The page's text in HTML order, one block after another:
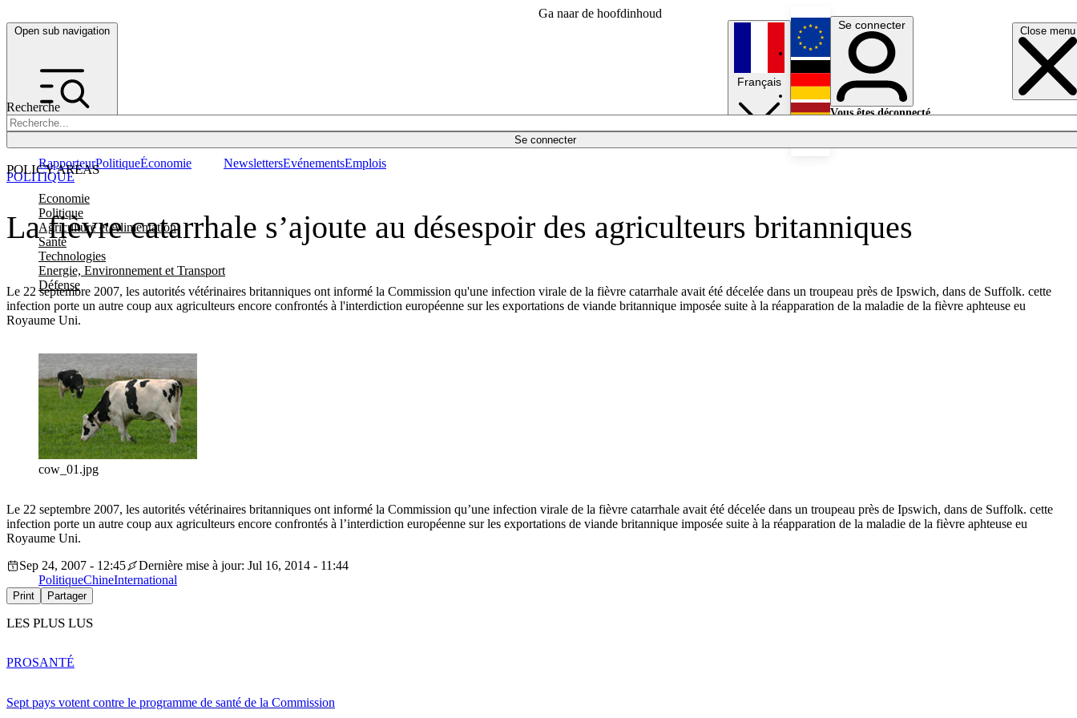
Ga naar de hoofdinhoud
Open sub navigation Close menu
Recherche
Se connecter
POLICY AREAS
Economie
Politique
Agriculture et Alimentation
Santé
Technologies
Energie, Environnement et Transport
Défense
RapporteurPolitiqueÉconomie NewslettersEvénementsEmplois
Français
English
Deutsch
Se connecter
Vous êtes déconnecté.
La fièvre catarrhale s’ajoute au désespoir des agriculteurs britanniques
Le 22 septembre 2007, les autorités vétérinaires britanniques ont informé la Commission qu'une infection virale de la fièvre catarrhale avait été décelée dans un troupeau près de Ipswich, dans de Suffolk. cette
infection porte un autre coup aux agriculteurs encore confrontés à l'interdiction européenne sur les exportations de viande britannique imposée suite à la réapparation de la maladie de la fièvre aphteuse eu
Royaume Uni.
POLITIQUE
cow_01.jpg
Le 22 septembre 2007, les autorités vétérinaires britanniques ont informé la Commission qu’une infection virale de la fièvre catarrhale avait été décelée dans un troupeau près de Ipswich, dans de Suffolk. cette
infection porte un autre coup aux agriculteurs encore confrontés à l’interdiction européenne sur les exportations de viande britannique imposée suite à la réapparation de la maladie de la fièvre aphteuse eu
Royaume Uni.
Sep 24, 2007 - 12:45
Dernière mise à jour: Jul 16, 2014 - 11:44
PolitiqueChineInternational
Print Partager
LES PLUS LUS
Sept pays votent contre le programme de santé de la Commission
PROSANTÉ